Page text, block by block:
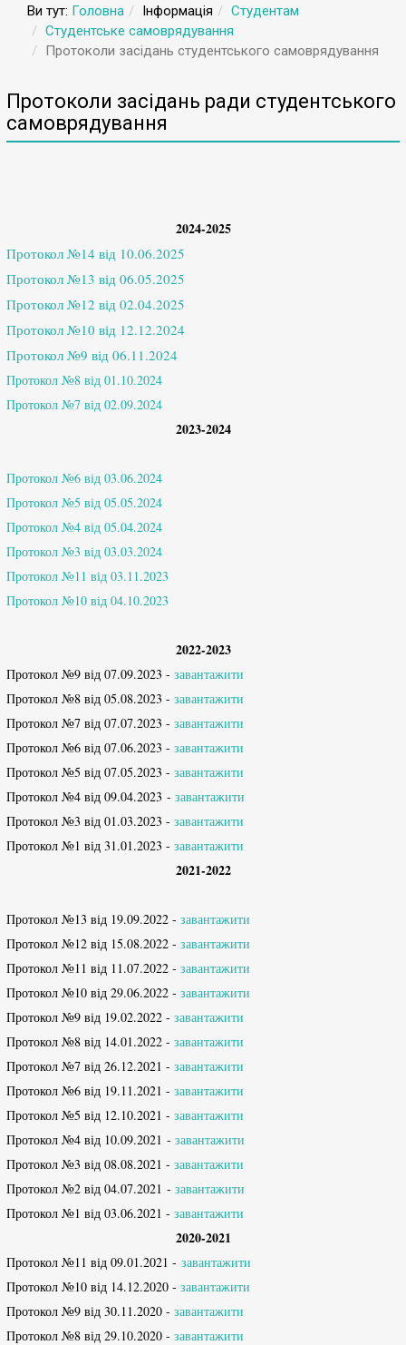
Ви тут: Головна Інформація
Студентам
Студентське самоврядування
Протоколи засідань студентського самоврядування
Протоколи засідань ради студентського
самоврядування
2024-2025
Протокол №14 від 10.06.2025
Протокол №13 від 06.05.2025
Протокол №12 від 02.04.2025
Протокол №10 від 12.12.2024
Протокол №9 від 06.11.2024
Протокол №8 від 01.10.2024
Протокол №7 від 02.09.2024
2023-2024
Протокол №6 від 03.06.2024
Протокол №5 від 05.05.2024
Протокол №4 від 05.04.2024
Протокол №3 від 03.03.2024
Протокол №11 від 03.11.2023
Протокол №10 від 04.10.2023
2022-2023
Протокол №9 від 07.09.2023 - завантажити
Протокол №8 від 05.08.2023 - завантажити
Протокол №7 від 07.07.2023 - завантажити
Протокол №6 від 07.06.2023 - завантажити
Протокол №5 від 07.05.2023 - завантажити
Протокол №4 від 09.04.2023 - завантажити
Протокол №3 від 01.03.2023 - завантажити
Протокол №1 від 31.01.2023 - завантажити
2021-2022
Протокол №13 від 19.09.2022 - завантажити
Протокол №12 від 15.08.2022 - завантажити
Протокол №11 від 11.07.2022 - завантажити
Протокол №10 від 29.06.2022 - завантажити
Протокол №9 від 19.02.2022 - завантажити
Протокол №8 від 14.01.2022 - завантажити
Протокол №7 від 26.12.2021 - завантажити
Протокол №6 від 19.11.2021 - завантажити
Протокол №5 від 12.10.2021 - завантажити
Протокол №4 від 10.09.2021 - завантажити
Протокол №3 від 08.08.2021 - завантажити
Протокол №2 від 04.07.2021 - завантажити
Протокол №1 від 03.06.2021 - завантажити
2020-2021
Протокол №11 від 09.01.2021 - завантажити
Протокол №10 від 14.12.2020 - завантажити
Протокол №9 від 30.11.2020 - завантажити
Протокол №8 від 29.10.2020 - завантажити